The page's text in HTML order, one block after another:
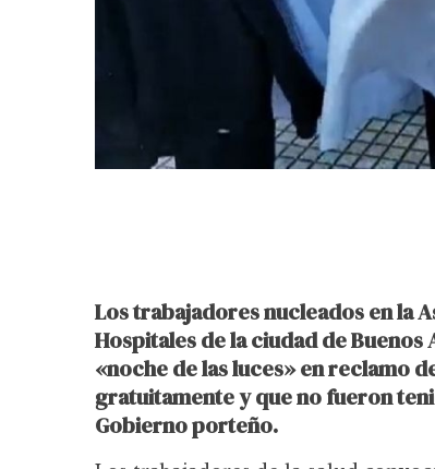
Los trabajadores nucleados en la
Hospitales de la ciudad de
«noche de las luces» en reclamo
gratuitamente y que no fueron
Gobierno porteño.